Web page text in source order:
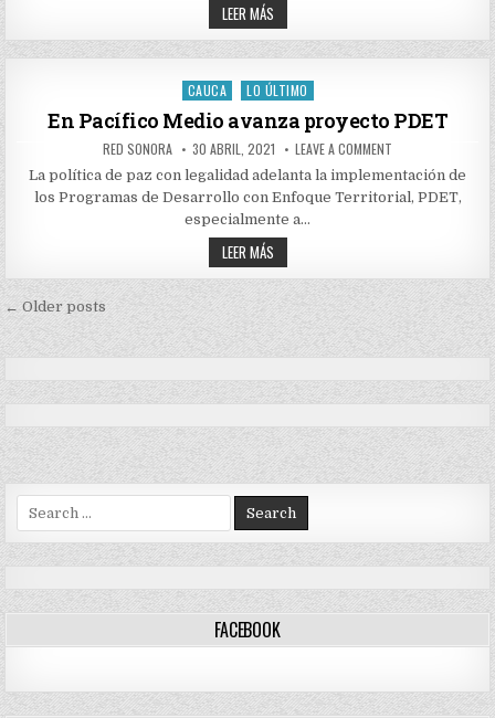
MUESTRA
SE
$5.1
BILLONES
EN
LOS
MUNICIPIOS
PDET
LEER MÁSLA
ART
RINDE
CUENTAS
PAÍS
Y
MUESTRA
CÓMO
SE
HAN
INVERTIDO
LOS
$5.1
BILLONES
EN
LOS
MUNICIPIOS
PDET
Posted
in
CAUCA LO ÚLTIMO
En Pacífico Medio avanza proyecto PDET
AUTHOR:
RED SONORA PUBLISHED
DATE:
30 ABRIL, 2021 LEAVE A COMMENT
PACÍFICO
MEDIO
AVANZA
La política de paz con legalidad adelanta la implementación de
los Programas de Desarrollo con Enfoque Territorial, PDET,
especialmente a…
LEER MÁSEN
PACÍFICO
MEDIO
Navegación
entradas
← Older posts
Search
for:
FACEBOOK